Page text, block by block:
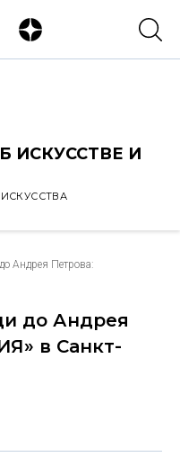
ИСКУССТВЕ И
Андрея Петрова:
до Андрея
в Санкт-